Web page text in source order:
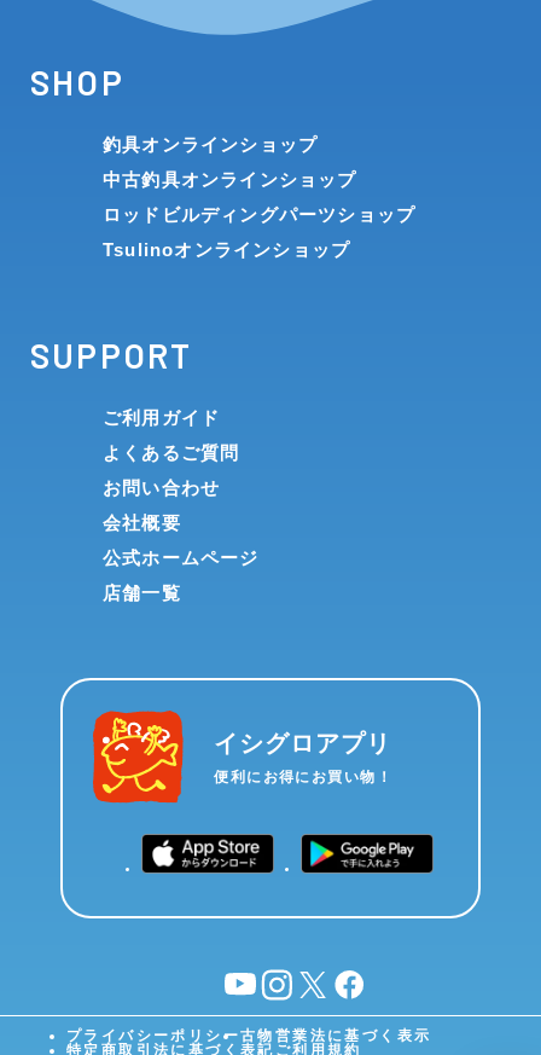
SHOP
釣具オンラインショップ
中古釣具オンラインショップ
ロッドビルディングパーツショップ
Tsulinoオンラインショップ
SUPPORT
ご利用ガイド
よくあるご質問
お問い合わせ
会社概要
公式ホームページ
店舗一覧
イシグロアプリ
便利にお得にお買い物！
YouTubeinstagram
X facebook
プライバシーポリシー古物営業法に基づく表示
特定商取引法に基づく表記 ご利用規約